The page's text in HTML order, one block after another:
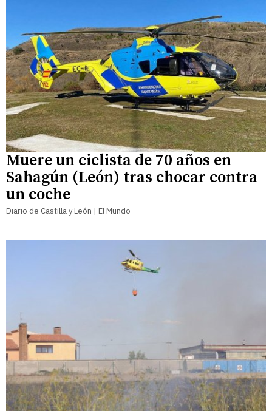
Muere un ciclista de 70 años en
Sahagún (León) tras chocar contra
un coche
Diario de Castilla y León | El Mundo